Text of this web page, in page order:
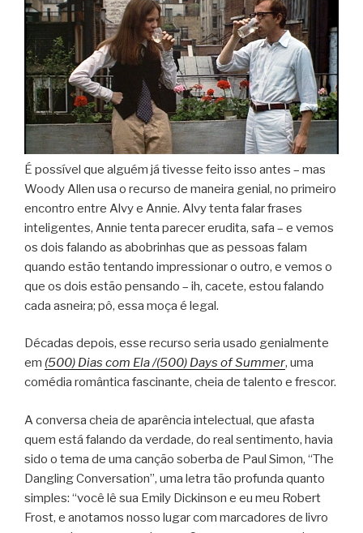
É possível que alguém já tivesse feito isso antes – mas
Woody Allen usa o recurso de maneira genial, no primeiro
encontro entre Alvy e Annie. Alvy tenta falar frases
inteligentes, Annie tenta parecer erudita, safa – e vemos
os dois falando as abobrinhas que as pessoas falam
quando estão tentando impressionar o outro, e vemos o
que os dois estão pensando – ih, cacete, estou falando
cada asneira; pô, essa moça é legal.
Décadas depois, esse recurso seria usado genialmente
em (500) Dias com Ela /(500) Days of Summer, uma
comédia romântica fascinante, cheia de talento e frescor.
A conversa cheia de aparência intelectual, que afasta
quem está falando da verdade, do real sentimento, havia
sido o tema de uma canção soberba de Paul Simon, “The
Dangling Conversation”, uma letra tão profunda quanto
simples: “você lê sua Emily Dickinson e eu meu Robert
Frost, e anotamos nosso lugar com marcadores de livro